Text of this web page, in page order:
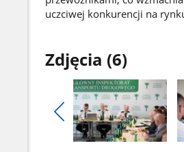
uczciwej konkurencji na
Zdjęcia (6)
Pokaż
poprzednie